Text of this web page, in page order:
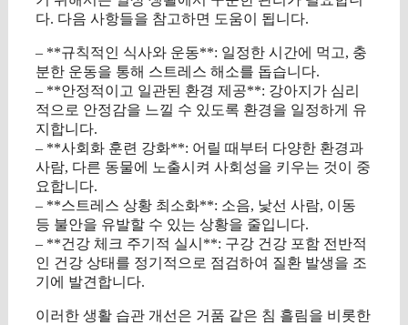
다. 다음 사항들을 참고하면 도움이 됩니다.
– **규칙적인 식사와 운동**: 일정한 시간에 먹고, 충
분한 운동을 통해 스트레스 해소를 돕습니다.
– **안정적이고 일관된 환경 제공**: 강아지가 심리
적으로 안정감을 느낄 수 있도록 환경을 일정하게 유
지합니다.
– **사회화 훈련 강화**: 어릴 때부터 다양한 환경과
사람, 다른 동물에 노출시켜 사회성을 키우는 것이 중
요합니다.
– **스트레스 상황 최소화**: 소음, 낯선 사람, 이동
등 불안을 유발할 수 있는 상황을 줄입니다.
– **건강 체크 주기적 실시**: 구강 건강 포함 전반적
인 건강 상태를 정기적으로 점검하여 질환 발생을 조
기에 발견합니다.
이러한 생활 습관 개선은 거품 같은 침 흘림을 비롯한